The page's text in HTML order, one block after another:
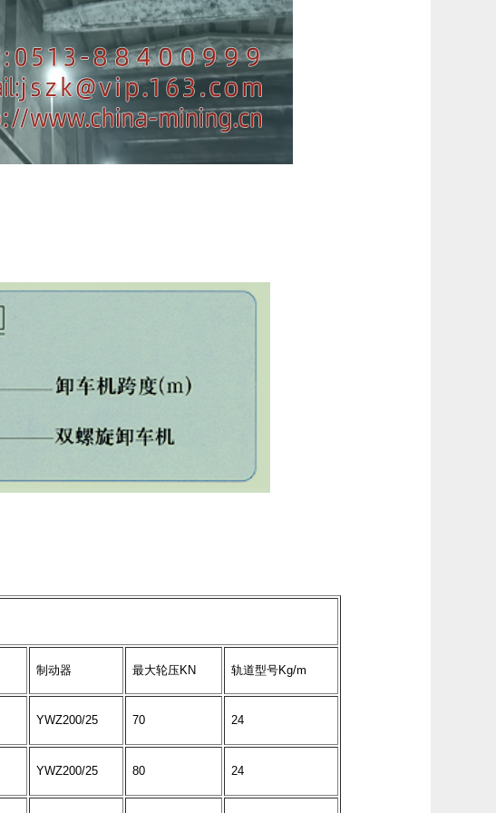
制动器 最大轮压KN 轨道型号Kg/m
YWZ200/25 70 24
YWZ200/25 80 24